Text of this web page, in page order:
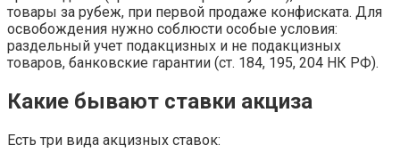
товары за рубеж, при первой продаже конфиската. Для
освобождения нужно соблюсти особые условия:
раздельный учет подакцизных и не подакцизных
товаров, банковские гарантии (ст. 184, 195, 204 НК РФ).
Какие бывают ставки акциза
Есть три вида акцизных ставок: